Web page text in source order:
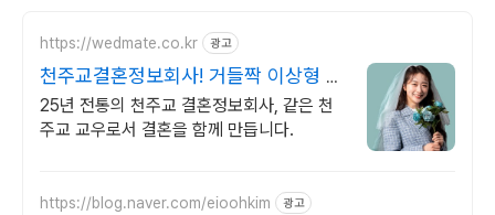
https://wedmate.co.kr 광고
천주교결혼정보회사! 거들짝 이상형 프
로필 무료 받아보기
25년 전통의 천주교 결혼정보회사, 같은 천
주교 교우로서 결혼을 함께 만듭니다.
https://blog.naver.com/eioohkim 광고